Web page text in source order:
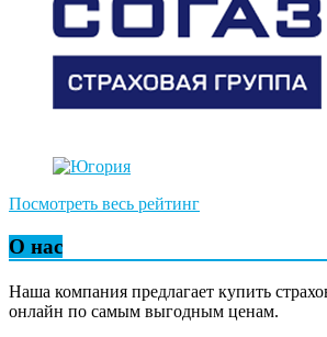
Посмотреть весь рейтинг
О нас
Наша компания предлагает купить
онлайн по самым выгодным ценам.